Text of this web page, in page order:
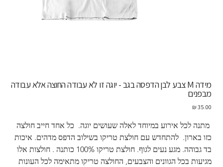
מידה M צבע לבן הדפסה בגב - יוגה זו לא עבודה החוצה אלא עבודה
מבפנים
מחיר
מתנה לכל אירוע במיוחד לאלה שעושים יוגה.  כל אחד חייב חולצה
כזו בארון.  להתחדש עם חולצת טריקו בשילוב הדפס מדהים. איכות
בד גבוהה. מגע נעים לגוף. חולצת טריקו 100% כותנה . חולצות אלו
מגיעות בכל הגוונים והצבעים, החולצה טריקו מתאימה לכל העונות